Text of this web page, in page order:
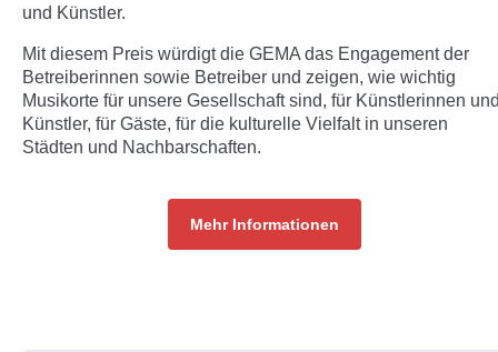
und Künstler.
Mit diesem Preis würdigt die GEMA das Engagement der
Betreiberinnen sowie Betreiber und zeigen, wie wichtig
Musikorte für unsere Gesellschaft sind, für Künstlerinnen
Künstler, für Gäste, für die kulturelle Vielfalt in unseren
Städten und Nachbarschaften.
Mehr Informationen